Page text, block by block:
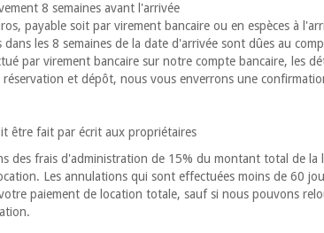
8 semaines avant l'arrivée
payable soit par virement bancaire ou en espèces à
dans les 8 semaines de la date d'arrivée sont dûes au
par virement bancaire sur notre compte bancaire, les
et dépôt, nous vous enverrons une
être fait par écrit aux propriétaires
des frais d'administration de 15% du montant total de
Les annulations qui sont effectuées moins de 60
paiement de location totale, sauf si nous pouvons